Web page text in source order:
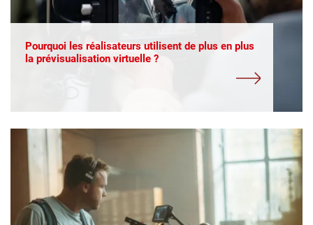
Pourquoi les réalisateurs utilisent de plus en plus
la prévisualisation virtuelle ?